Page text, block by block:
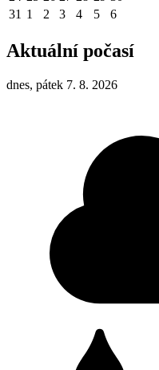
31 1 2 3 4 5 6
Aktuální počasí
dnes, pátek 7. 8. 2026